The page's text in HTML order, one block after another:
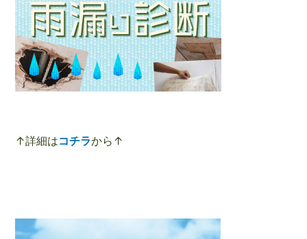
↑詳細はコチラから↑